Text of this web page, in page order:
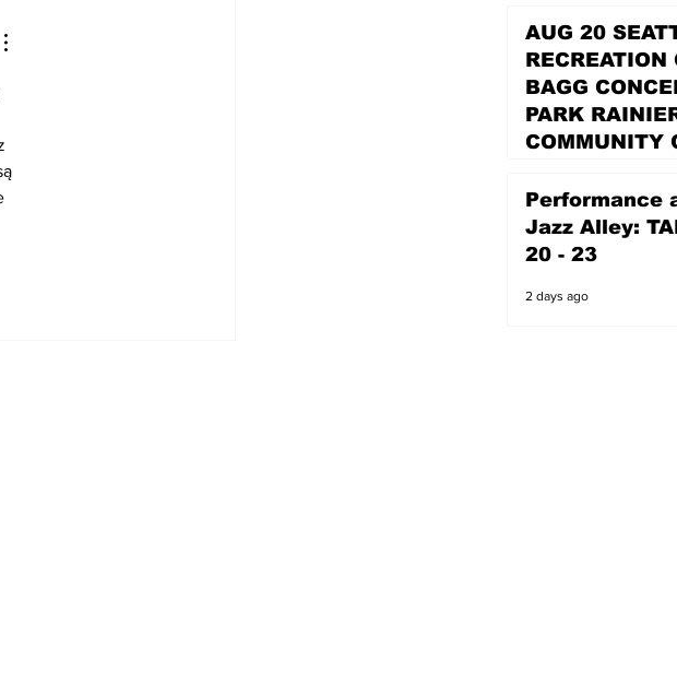
AUG 20
RECREATION
BAGG
PARK
COMMUNITY
2 days ago
Performance
Jazz Alley:
20 - 23
2 days ago